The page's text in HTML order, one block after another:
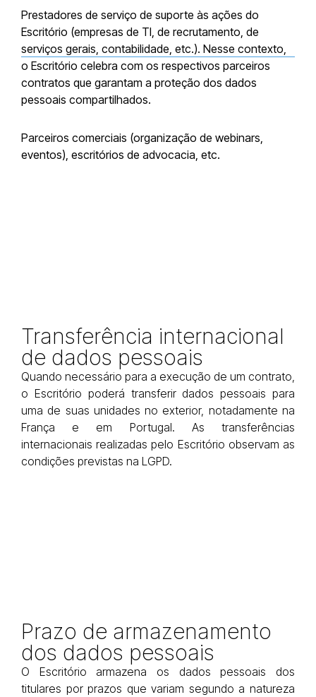
Prestadores de serviço de suporte às ações do
Escritório (empresas de TI, de recrutamento, de
serviços gerais, contabilidade, etc.). Nesse contexto,
o Escritório celebra com os respectivos parceiros
contratos que garantam a proteção dos dados
pessoais compartilhados.
Parceiros comerciais (organização de webinars,
eventos), escritórios de advocacia, etc.
Transferência internacional
de dados pessoais
Quando necessário para a execução de um contrato,
o Escritório poderá transferir dados pessoais para
uma de suas unidades no exterior, notadamente na
França e em Portugal. As transferências
internacionais realizadas pelo Escritório observam as
condições previstas na LGPD.
Prazo de armazenamento
dos dados pessoais
O Escritório armazena os dados pessoais dos
titulares por prazos que variam segundo a natureza